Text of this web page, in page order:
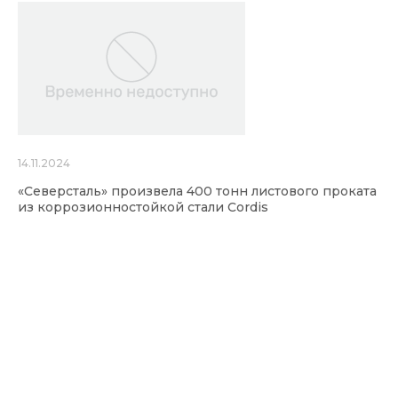
14.11.2024
«Северсталь» произвела 400 тонн листового проката
из коррозионностойкой стали Cordis